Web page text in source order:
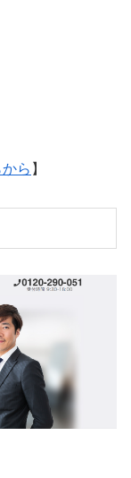
ら 】